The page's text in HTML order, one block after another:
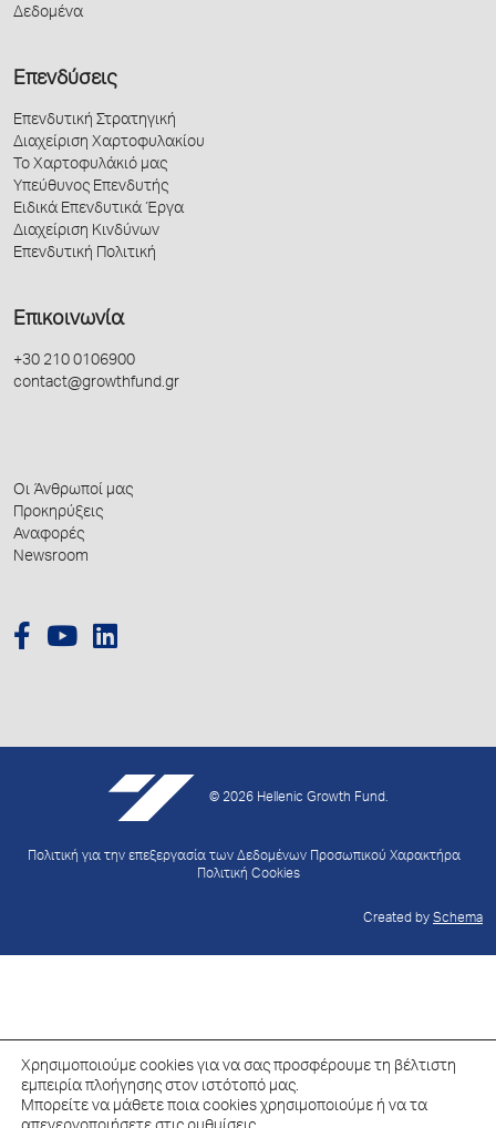
Δεδομένα
Επενδύσεις
Επενδυτική Στρατηγική
Διαχείριση Χαρτοφυλακίου
Το Χαρτοφυλάκιό μας
Υπεύθυνος Επενδυτής
Ειδικά Επενδυτικά Έργα
Διαχείριση Κινδύνων
Επενδυτική Πολιτική
Επικοινωνία
+30 210 0106900
contact@growthfund.gr
Οι Άνθρωποί μας
Προκηρύξεις
Αναφορές
Newsroom
© 2026 Hellenic Growth Fund.
Πολιτική για την επεξεργασία των Δεδομένων Προσωπικού Χαρακτήρα
Πολιτική Cookies
Created by Schema
Χρησιμοποιούμε cookies για να σας προσφέρουμε τη βέλτιστη
εμπειρία πλοήγησης στον ιστότοπό μας.
Μπορείτε να μάθετε ποια cookies χρησιμοποιούμε ή να τα